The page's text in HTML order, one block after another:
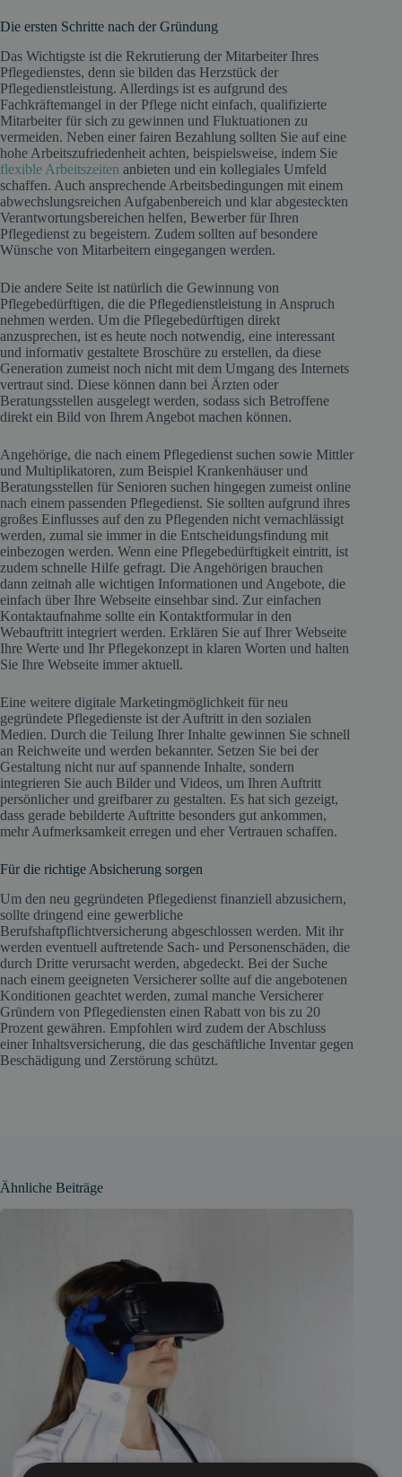
Die ersten Schritte nach der Gründung
Das Wichtigste ist die Rekrutierung der Mitarbeiter Ihres
Pflegedienstes, denn sie bilden das Herzstück der
Pflegedienstleistung. Allerdings ist es aufgrund des
Fachkräftemangel in der Pflege nicht einfach, qualifizierte
Mitarbeiter für sich zu gewinnen und Fluktuationen zu
vermeiden. Neben einer fairen Bezahlung sollten Sie auf eine
hohe Arbeitszufriedenheit achten, beispielsweise, indem Sie
flexible Arbeitszeiten anbieten und ein kollegiales Umfeld
schaffen. Auch ansprechende Arbeitsbedingungen mit einem
abwechslungsreichen Aufgabenbereich und klar abgesteckten
Verantwortungsbereichen helfen, Bewerber für Ihren
Pflegedienst zu begeistern. Zudem sollten auf besondere
Wünsche von Mitarbeitern eingegangen werden.
Die andere Seite ist natürlich die Gewinnung von
Pflegebedürftigen, die die Pflegedienstleistung in Anspruch
nehmen werden. Um die Pflegebedürftigen direkt
anzusprechen, ist es heute noch notwendig, eine interessant
und informativ gestaltete Broschüre zu erstellen, da diese
Generation zumeist noch nicht mit dem Umgang des Internets
vertraut sind. Diese können dann bei Ärzten oder
Beratungsstellen ausgelegt werden, sodass sich Betroffene
direkt ein Bild von Ihrem Angebot machen können.
Angehörige, die nach einem Pflegedienst suchen sowie Mittler
und Multiplikatoren, zum Beispiel Krankenhäuser und
Beratungsstellen für Senioren suchen hingegen zumeist online
nach einem passenden Pflegedienst. Sie sollten aufgrund ihres
großes Einflusses auf den zu Pflegenden nicht vernachlässigt
werden, zumal sie immer in die Entscheidungsfindung mit
einbezogen werden. Wenn eine Pflegebedürftigkeit eintritt, ist
zudem schnelle Hilfe gefragt. Die Angehörigen brauchen
dann zeitnah alle wichtigen Informationen und Angebote, die
einfach über Ihre Webseite einsehbar sind. Zur einfachen
Kontaktaufnahme sollte ein Kontaktformular in den
Webauftritt integriert werden. Erklären Sie auf Ihrer Webseite
Ihre Werte und Ihr Pflegekonzept in klaren Worten und halten
Sie Ihre Webseite immer aktuell.
Eine weitere digitale Marketingmöglichkeit für neu
gegründete Pflegedienste ist der Auftritt in den sozialen
Medien. Durch die Teilung Ihrer Inhalte gewinnen Sie schnell
an Reichweite und werden bekannter. Setzen Sie bei der
Gestaltung nicht nur auf spannende Inhalte, sondern
integrieren Sie auch Bilder und Videos, um Ihren Auftritt
persönlicher und greifbarer zu gestalten. Es hat sich gezeigt,
dass gerade bebilderte Auftritte besonders gut ankommen,
mehr Aufmerksamkeit erregen und eher Vertrauen schaffen.
Für die richtige Absicherung sorgen
Um den neu gegründeten Pflegedienst finanziell abzusichern,
sollte dringend eine gewerbliche
Berufshaftpflichtversicherung abgeschlossen werden. Mit ihr
werden eventuell auftretende Sach- und Personenschäden, die
durch Dritte verursacht werden, abgedeckt. Bei der Suche
nach einem geeigneten Versicherer sollte auf die angebotenen
Konditionen geachtet werden, zumal manche Versicherer
Gründern von Pflegediensten einen Rabatt von bis zu 20
Prozent gewähren. Empfohlen wird zudem der Abschluss
einer Inhaltsversicherung, die das geschäftliche Inventar gegen
Beschädigung und Zerstörung schützt.
Ähnliche Beiträge